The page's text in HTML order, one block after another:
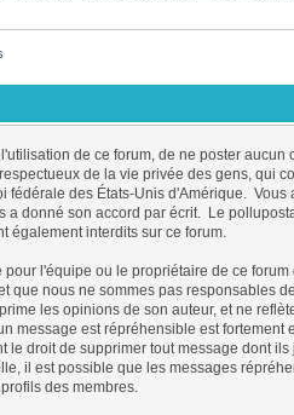
de ce forum, de ne poster
de la vie privée des gens, qui
des États-Unis d'Amérique.
a donné son accord par écrit. Le
également interdits sur ce forum.
l'équipe ou le propriétaire de ce
que nous ne sommes pas responsables
les opinions de son auteur, et ne
message est répréhensible est
le droit de supprimer tout message dont
il est possible que les messages
des membres.